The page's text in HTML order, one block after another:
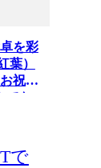
を彩
葉）
祝い
な
で